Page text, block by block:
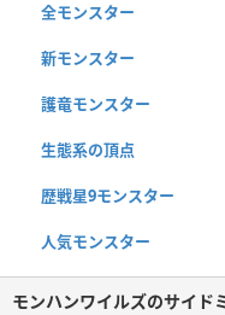
全モンスター
新モンスター
護竜モンスター
生態系の頂点
歴戦星9モンスター
人気モンスター
モンハンワイルズのサイド